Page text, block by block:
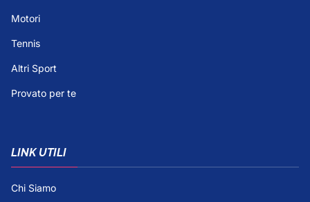
Motori
Tennis
Altri Sport
Provato per te
LINK UTILI
Chi Siamo